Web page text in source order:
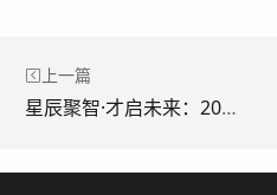
上一篇
星辰聚智·才启未来：2025世界人工智能大会中国电信发布系列前沿能力及AI产品